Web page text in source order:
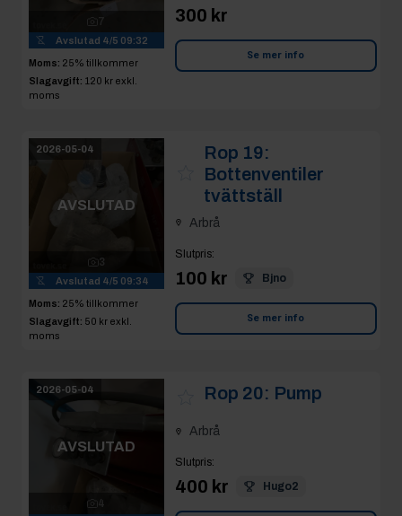
7
Avslutad 4/5 09:32
Moms: 25% tillkommer
Slagavgift: 120 kr exkl.
moms
300 kr
Se mer info
2026-05-04
AVSLUTAD
3
Avslutad 4/5 09:34
Moms: 25% tillkommer
Slagavgift: 50 kr exkl.
moms
Rop 19:
Bottenventiler
tvättställ
Arbrå
Slutpris:
100 kr Bjno
Se mer info
2026-05-04
AVSLUTAD
4
Rop 20: Pump
Arbrå
Slutpris:
400 kr Hugo2